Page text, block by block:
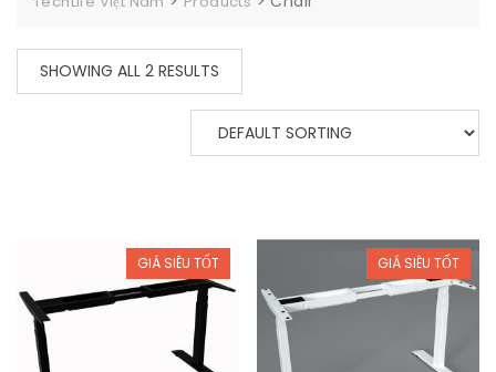
SHOWING ALL 2 RESULTS
GIÁ SIÊU TỐT GIÁ SIÊU TỐT